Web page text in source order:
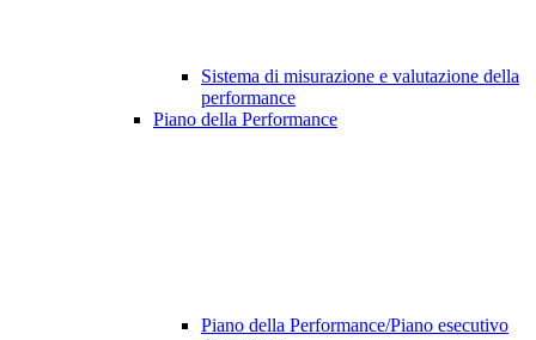
Sistema di misurazione e valutazione della
performance
Piano della Performance
Piano della Performance/Piano esecutivo